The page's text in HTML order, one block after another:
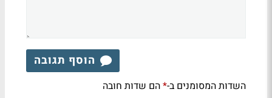
הוסף תגובה
השדות המסומנים ב-*הם שדות חובה